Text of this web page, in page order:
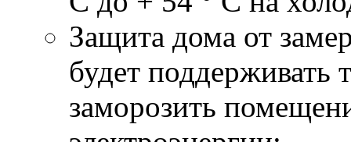
Защита дома от
будет поддерживать
заморозить